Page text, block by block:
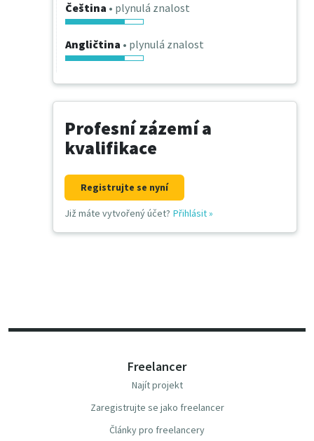
Čeština • plynulá znalost
Angličtina • plynulá znalost
Profesní zázemí a
kvalifikace
Registrujte se nyní
Již máte vytvořený účet? Přihlásit»
Freelancer
Najít projekt
Zaregistrujte se jako freelancer
Články pro freelancery